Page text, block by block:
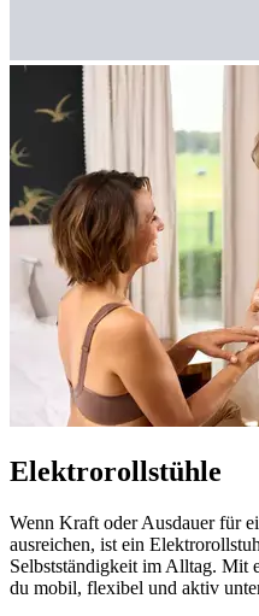
Elektrorollstühle
Wenn Kraft oder Ausdauer für
ausreichen, ist ein
Selbstständigkeit im Alltag. Mit
du mobil, flexibel und aktiv